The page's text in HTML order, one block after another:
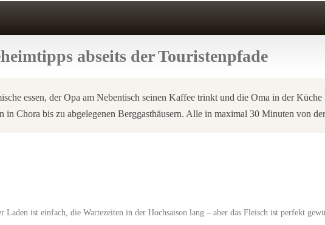
abseits der Touristenpfade
essen, der Opa am Nebentisch seinen Kaffee trinkt und die Oma in der
Chora bis zu abgelegenen Berggasthäusern. Alle in maximal 30 Minuten von
ist einfach, die Wartezeiten in der Hochsaison lang – aber das Fleisch ist perfekt